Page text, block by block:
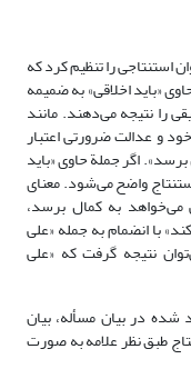
استنتاجی را تنظیم کرد که
«باید اخلاقی» به ضمیمه
را نتیجه می‌دهند. مانند
و عدالت ضرورتی اعتبار
اگر جملة‌ حاوی «باید
واضح می‌شود. معنای
به کمال برسد،
با انضمام به جمله‌ «علی
نتیجه گرفت که «علی
شده در بیان مسأله، بیان
طبق نظر علامه به صورت